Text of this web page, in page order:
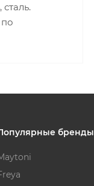
бренды